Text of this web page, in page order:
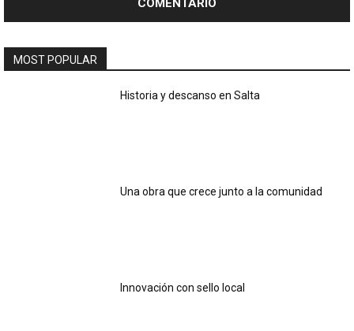
MOST POPULAR
Historia y descanso en Salta
Una obra que crece junto a la comunidad
Innovación con sello local